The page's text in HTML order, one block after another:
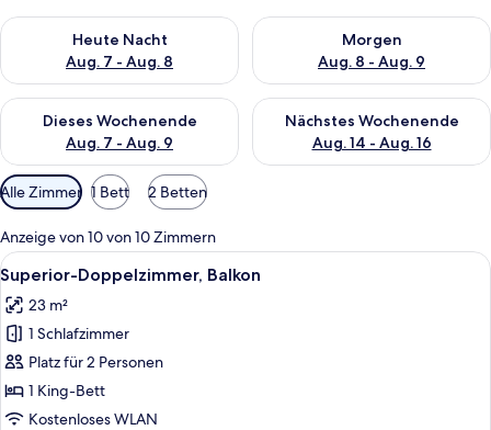
Heute Nacht
Aug. 7 - Aug. 8
Überprüfe die Verfügbarkeit für heute Nacht, Aug. 7 - Aug. 8.
Morgen
Aug. 8 - Aug. 9
Überprüfe die Verfügbarkeit
Dieses Wochenende
Aug. 7 - Aug. 9
Überprüfe die Verfügbarkeit für dieses Wochenende, Aug. 7
Nächstes Wochenende
Aug. 14 - Aug. 16
Überprüfe die Verfügbarkeit
Verfügbare
Filter
für
Zimmer
Alle Zimmer 1 Bett 2 Betten
Anzeige von 10 von 10 Zimmern
Alle
Fotos
für
Superior-
Doppelzimmer,
Balkon
anzeigen
Ein modernes Schlafzimmer mit
8
Superior-Doppelzimmer, Balkon
23 m²
1 Schlafzimmer
Platz für 2 Personen
1 King-Bett
Kostenloses WLAN